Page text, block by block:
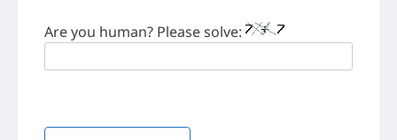
Are you human? Please solve: